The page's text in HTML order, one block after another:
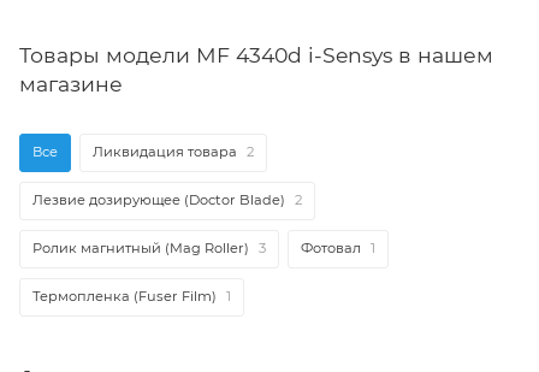
Товары модели MF 4340d i-Sensys в нашем
магазине
Все Ликвидация товара 2
Лезвие дозирующее (Doctor Blade) 2
Ролик магнитный (Mag Roller) 3 Фотовал 1
Термопленка (Fuser Film) 1